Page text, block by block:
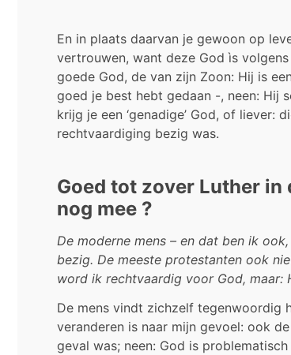
En in plaats daarvan je gewoon op
vertrouwen, want deze God ìs
goede God, de van zijn Zoon: Hij is
goed je best hebt gedaan -, neen: Hij
krijg je een ‘genadige’ God, of liever:
rechtvaardiging bezig was.
Goed tot zover Luther in
nog mee ?
De moderne mens – en dat ben ik
bezig. De meeste protestanten ook
word ik rechtvaardig voor God,
De mens vindt zichzelf tegenwoordig
veranderen is naar mijn gevoel: ook
geval was; neen: God is